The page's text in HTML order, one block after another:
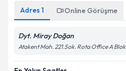
Adres 1 Online Görüşme
Dyt. Miray Doğan
Atakent Mah. 221.Sok. Rota Office A Blok